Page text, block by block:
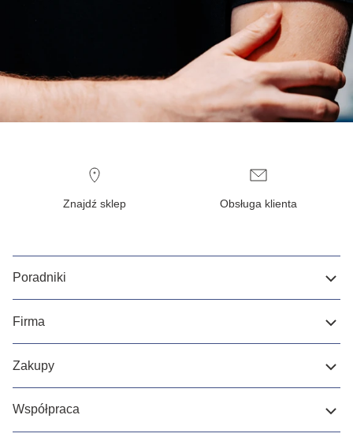
Znajdź sklep Obsługa klienta
Poradniki
Firma
Zakupy
Współpraca